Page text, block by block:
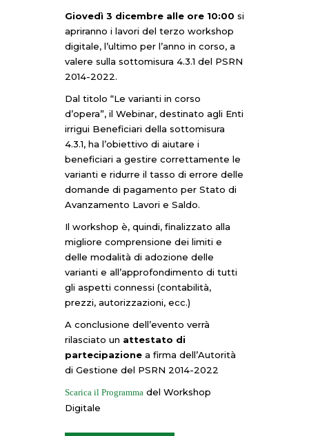
Giovedì 3 dicembre alle ore 10:00 si
apriranno i lavori del terzo workshop
digitale, l’ultimo per l’anno in corso, a
valere sulla sottomisura 4.3.1 del PSRN
2014-2022.
Dal titolo “Le varianti in corso
d’opera”, il Webinar, destinato agli Enti
irrigui Beneficiari della sottomisura
4.3.1, ha l’obiettivo di aiutare i
beneficiari a gestire correttamente le
varianti e ridurre il tasso di errore delle
domande di pagamento per Stato di
Avanzamento Lavori e Saldo.
Il workshop è, quindi, finalizzato alla
migliore comprensione dei limiti e
delle modalità di adozione delle
varianti e all’approfondimento di tutti
gli aspetti connessi (contabilità,
prezzi, autorizzazioni, ecc.)
A conclusione dell’evento verrà
rilasciato un attestato di
partecipazione a firma dell’Autorità
di Gestione del PSRN 2014-2022
Scarica il Programma del Workshop
Digitale